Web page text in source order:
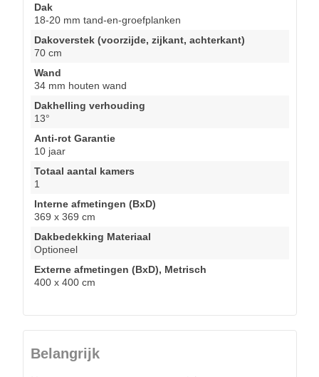
Dak
18-20 mm tand-en-groefplanken
Dakoverstek (voorzijde, zijkant, achterkant)
70 cm
Wand
34 mm houten wand
Dakhelling verhouding
13°
Anti-rot Garantie
10 jaar
Totaal aantal kamers
1
Interne afmetingen (BxD)
369 x 369 cm
Dakbedekking Materiaal
Optioneel
Externe afmetingen (BxD), Metrisch
400 x 400 cm
Belangrijk